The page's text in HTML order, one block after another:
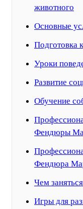
животного
Основные
Подготовка
Уроки
Развитие
Обучение
Фендюры
Фендюра
Чем
Игры для